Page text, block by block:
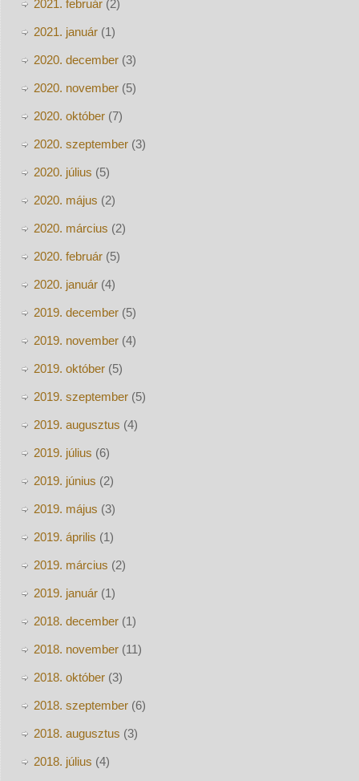
2021. február(2)
2021. január(1)
2020. december(3)
2020. november(5)
2020. október(7)
2020. szeptember(3)
2020. július (5)
2020. május (2)
2020. március (2)
2020. február(5)
2020. január(4)
2019. december(5)
2019. november(4)
2019. október(5)
2019. szeptember(5)
2019. augusztus (4)
2019. július (6)
2019. június (2)
2019. május (3)
2019. április (1)
2019. március (2)
2019. január(1)
2018. december(1)
2018. november(11)
2018. október(3)
2018. szeptember(6)
2018. augusztus (3)
2018. július (4)